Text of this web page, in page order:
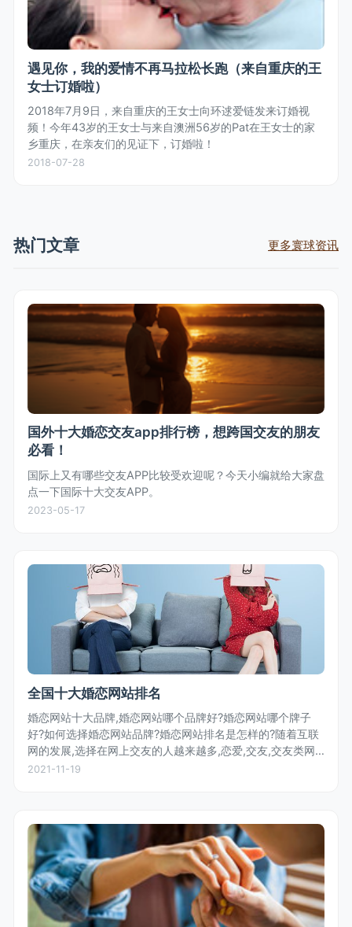
遇见你，我的爱情不再马拉松长跑（来自重庆的王
女士订婚啦）
2018年7月9日，来自重庆的王女士向环逑爱链发来订婚视
频！今年43岁的王女士与来自澳洲56岁的Pat在王女士的家
乡重庆，在亲友们的见证下，订婚啦！
2018-07-28
热门文章 更多寰球资讯
国外十大婚恋交友app排行榜，想跨国交友的朋友
必看！
国际上又有哪些交友APP比较受欢迎呢？今天小编就给大家盘
点一下国际十大交友APP。
2023-05-17
全国十大婚恋网站排名
婚恋网站十大品牌,婚恋网站哪个品牌好?婚恋网站哪个牌子
好?如何选择婚恋网站品牌?婚恋网站排名是怎样的?随着互联
网的发展,选择在网上交友的人越来越多,恋爱,交友,交友类网
站层出不穷,那么,究竟哪家婚恋网站更好,更让人放心?婚恋网
2021-11-19